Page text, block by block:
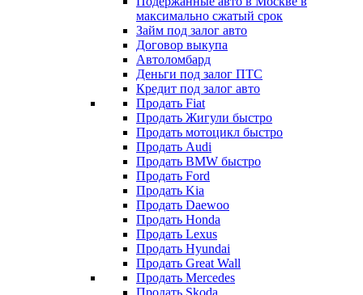
максимально сжатый срок
Займ под залог авто
Договор выкупа
Автоломбард
Деньги под залог ПТС
Кредит под залог авто
Продать Fiat
Продать Жигули быстро
Продать мотоцикл быстро
Продать Audi
Продать BMW быстро
Продать Ford
Продать Kia
Продать Daewoo
Продать Honda
Продать Lexus
Продать Hyundai
Продать Great Wall
Продать Mercedes
Продать Skoda